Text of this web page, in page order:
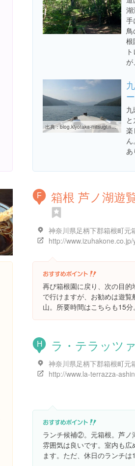
湖
手
鳥
根
が
出典：blog.kiyotaka-mitsugi.net/?eid=1249912
楽
あ
F 箱根 芦ノ湖遊
再び箱根園に戻り、次の目
で行けますが、お勧めは遊
山。所要時間はこちらも15分。
H ラ・テラッツァ
ランチ候補②。元箱根。芦ノ
雰囲気は良いです。室内も
ます。ただ、休日のランチは